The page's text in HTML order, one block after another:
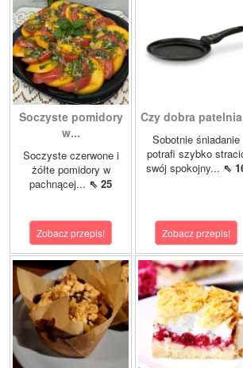
Soczyste pomidory
w...
Soczyste czerwone i
żółte pomidory w
pachnącej... ⇖ 25
Zobacz przepis!
Czy dobra
Sobotnie śniadanie
potrafi szybko
swój spokojny... ⇖
Zobacz przepis!